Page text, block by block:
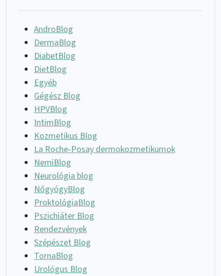
AndroBlog
DermaBlog
DiabetBlog
DietBlog
Egyéb
Gégész Blog
HPVBlog
IntimBlog
Kozmetikus Blog
La Roche-Posay dermokozmetikumok
NemiBlog
Neurológia blog
NőgyógyBlog
ProktológiaBlog
Pszichiáter Blog
Rendezvények
Szépészet Blog
TornaBlog
Urológus Blog